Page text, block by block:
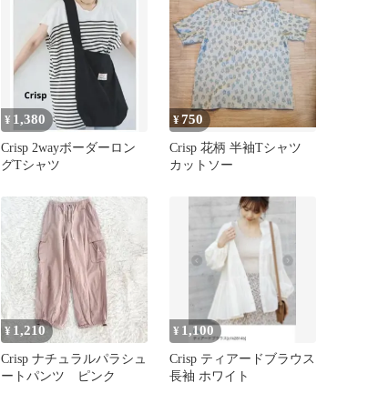
¥ 1,380
Crisp 2wayボーダーロン
グTシャツ
¥750
Crisp 花柄 半袖Tシャツ
カットソー
¥ 1,210
Crisp ナチュラルパラシュ
ートパンツ ピンク
¥ 1,100
Crisp ティアードブラウス
長袖 ホワイト